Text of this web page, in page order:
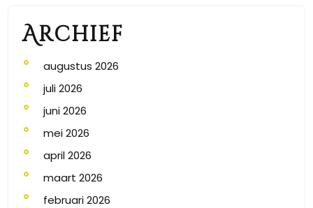
Archief
augustus 2026
juli 2026
juni 2026
mei 2026
april 2026
maart 2026
februari 2026